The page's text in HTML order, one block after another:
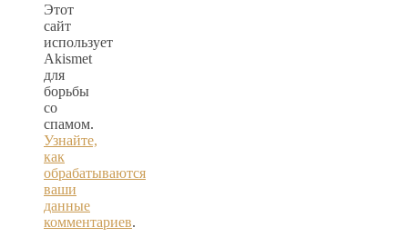
Этот
сайт
использует
Akismet
для
борьбы
со
спамом.
Узнайте,
как
обрабатываются
ваши
данные
комментариев.